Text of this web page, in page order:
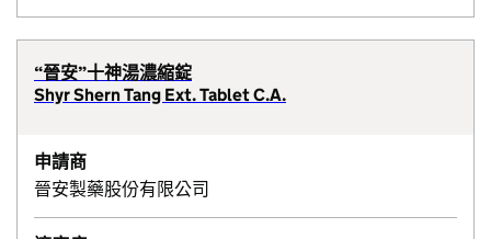
“晉安”十神湯濃縮錠
Shyr Shern Tang Ext. Tablet C.A.
申請商
晉安製藥股份有限公司